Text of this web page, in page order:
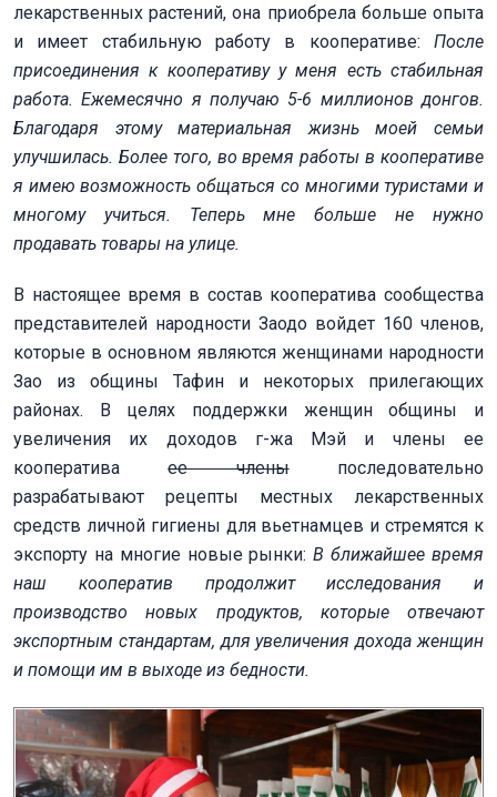
лекарственных растений, она приобрела больше опыта
и имеет стабильную работу в кооперативе: После
присоединения к кооперативу у меня есть стабильная
работа. Ежемесячно я получаю 5-6 миллионов донгов.
Благодаря этому материальная жизнь моей семьи
улучшилась. Более того, во время работы в кооперативе
я имею возможность общаться со многими туристами и
многому учиться. Теперь мне больше не нужно
продавать товары на улице.
В настоящее время в состав кооператива сообщества
представителей народности Заодо войдет 160 членов,
которые в основном являются женщинами народности
Зао из общины Тафин и некоторых прилегающих
районах. В целях поддержки женщин общины и
увеличения их доходов г-жа Мэй и члены ее
кооперативаее членыпоследовательно
разрабатывают рецепты местных лекарственных
средств личной гигиены для вьетнамцев и стремятся к
экспорту на многие новые рынки:В ближайшее время
наш кооператив продолжит исследования и
производство новых продуктов, которые отвечают
экспортным стандартам, для увеличения дохода женщин
и помощи им в выходе из бедности.